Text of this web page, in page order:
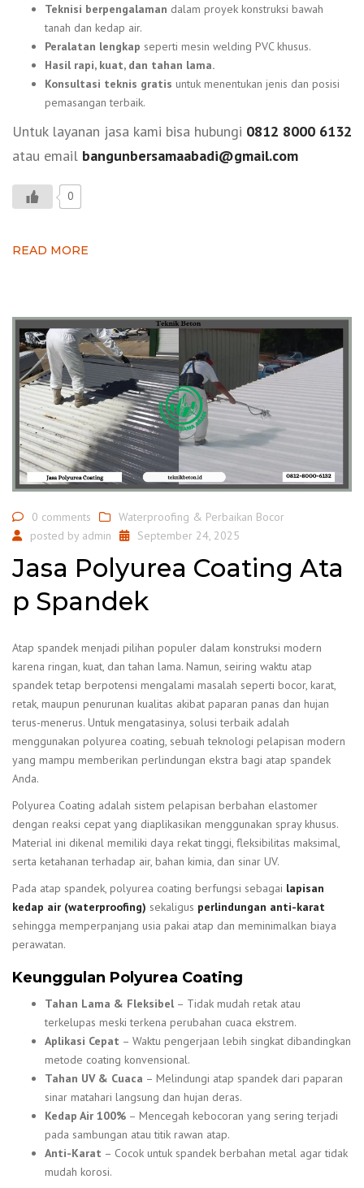
Teknisi berpengalaman dalam proyek konstruksi bawah
tanah dan kedap air.
Peralatan lengkap seperti mesin welding PVC khusus.
Hasil rapi, kuat, dan tahan lama.
Konsultasi teknis gratis untuk menentukan jenis dan posisi
pemasangan terbaik.
Untuk layanan jasa kami bisa hubungi 0812 8000 6132
atau email bangunbersamaabadi@gmail.com
0
READ MORE
0 comments
Waterproofing & Perbaikan Bocor
posted by admin September 24, 2025
Jasa Polyurea Coating Ata
p Spandek
Atap spandek menjadi pilihan populer dalam konstruksi modern
karena ringan, kuat, dan tahan lama. Namun, seiring waktu atap
spandek tetap berpotensi mengalami masalah seperti bocor, karat,
retak, maupun penurunan kualitas akibat paparan panas dan hujan
terus-menerus. Untuk mengatasinya, solusi terbaik adalah
menggunakan polyurea coating, sebuah teknologi pelapisan modern
yang mampu memberikan perlindungan ekstra bagi atap spandek
Anda.
Polyurea Coating adalah sistem pelapisan berbahan elastomer
dengan reaksi cepat yang diaplikasikan menggunakan spray khusus.
Material ini dikenal memiliki daya rekat tinggi, fleksibilitas maksimal,
serta ketahanan terhadap air, bahan kimia, dan sinar UV.
Pada atap spandek, polyurea coating berfungsi sebagai lapisan
kedap air (waterproofing) sekaligus perlindungan anti-karat
sehingga memperpanjang usia pakai atap dan meminimalkan biaya
perawatan.
Keunggulan Polyurea Coating
Tahan Lama & Fleksibel– Tidak mudah retak atau
terkelupas meski terkena perubahan cuaca ekstrem.
Aplikasi Cepat – Waktu pengerjaan lebih singkat dibandingkan
metode coating konvensional.
Tahan UV & Cuaca – Melindungi atap spandek dari paparan
sinar matahari langsung dan hujan deras.
Kedap Air 100% – Mencegah kebocoran yang sering terjadi
pada sambungan atau titik rawan atap.
Anti-Karat – Cocok untuk spandek berbahan metal agar tidak
mudah korosi.